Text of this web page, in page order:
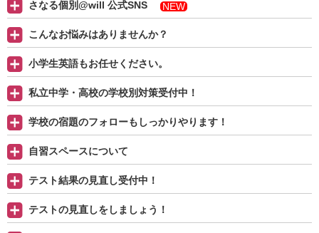
さなる個別@will 公式SNS NEW
こんなお悩みはありませんか？
小学生英語もお任せください。
私立中学・高校の学校別対策受付中！
学校の宿題のフォローもしっかりやります！
自習スペースについて
テスト結果の見直し受付中！
テストの見直しをしましょう！